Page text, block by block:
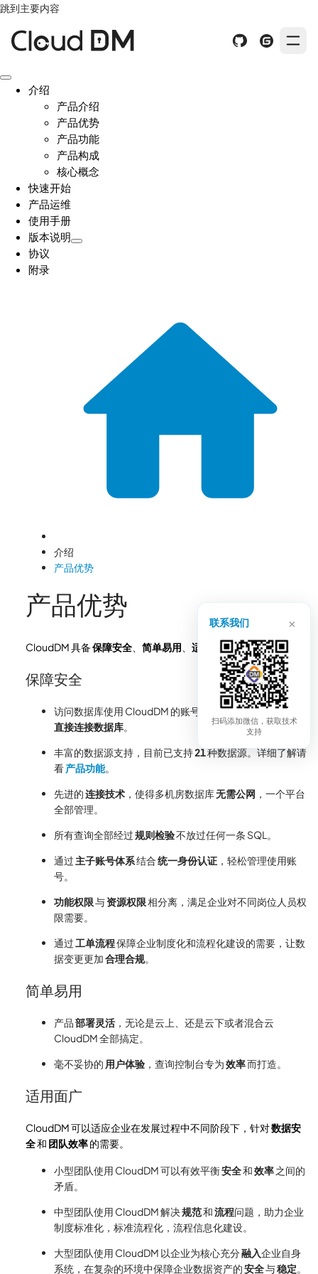
跳到主要内容
介绍
产品介绍
产品优势
产品功能
产品构成
核心概念
快速开始
产品运维
使用手册
版本说明
协议
附录
介绍
产品优势
产品优势
CloudDM 具备保障安全 简单易用 适用面广 等特点。
保障安全
访问数据库使用 CloudDM 的账号而非数据库账号，避免
直接连接数据库。
丰富的数据源支持，目前已支持21种数据源。详细了解请
看产品功能。
先进的连接技术 ，使得多机房数据库无需公网 ，一个平台
全部管理。
所有查询全部经过规则检验不放过任何一条 SQL。
通过 主子账号体系结合统一身份认证 ，轻松管理使用账
号。
功能权限与资源权限相分离，满足企业对不同岗位人员权
限需要。
通过工单流程保障企业制度化和流程化建设的需要，让数
据变更更加合理合规。
简单易用
产品部署灵活 ，无论是云上、还是云下或者混合云
CloudDM 全部搞定。
毫不妥协的 用户体验 ，查询控制台专为效率而打造。
适用面广
CloudDM 可以适应企业在发展过程中不同阶段下，针对数据安
全和 团队效率的需要。
小型团队使用 CloudDM 可以有效平衡安全和效率之间的
矛盾。
中型团队使用 CloudDM 解决规范和流程问题，助力企业
制度标准化，标准流程化，流程信息化建设。
大型团队使用 CloudDM 以企业为核心充分融入企业自身
系统，在复杂的环境中保障企业数据资产的安全与稳定。
联系我们 ×
扫码添加微信，获取技术
支持